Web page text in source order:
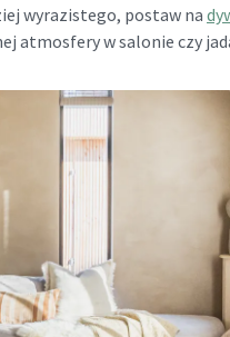
wyrazistego, postaw na
atmosfery w salonie czy